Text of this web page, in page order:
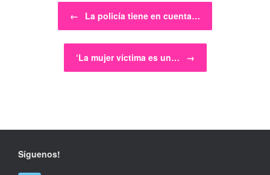
Navegador de artículos
← La policía tiene en cuenta…
‘La mujer víctima es un… →
Síguenos!